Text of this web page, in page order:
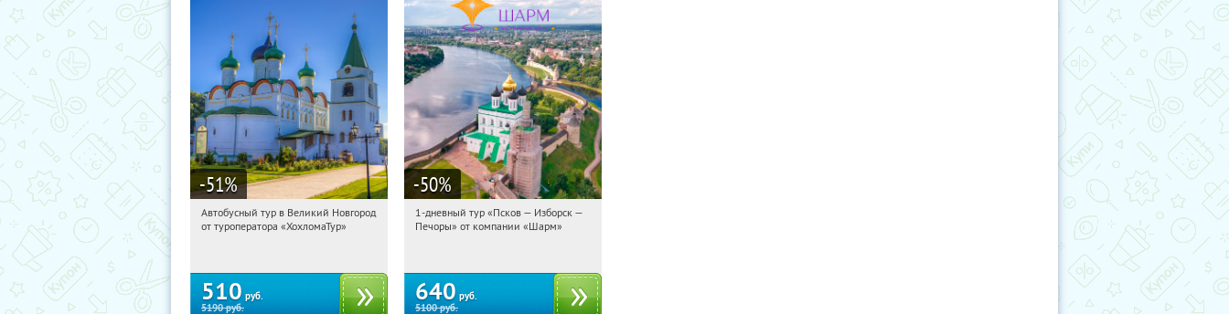
-51%
13:24:50 Купили:2
Автобусный тур в Великий Новгород
от туроператора «ХохломаТур»
510 руб.
5190руб.
-50%
13:24:50 Купили:12
1-дневный тур «Псков — Изборск —
Печоры» от компании «Шарм»
640 руб.
5100руб.